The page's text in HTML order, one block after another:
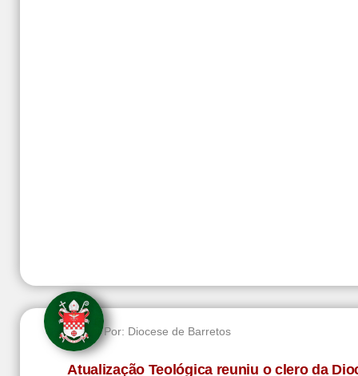
Por: Diocese de Barretos
Atualização Teológica reuniu o clero da